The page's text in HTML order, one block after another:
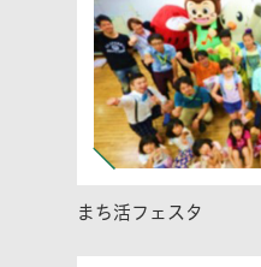
まち活フェスタ